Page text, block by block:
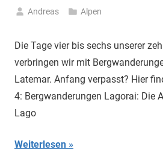
Juni
Andreas Alpen
Die Tage vier bis sechs unserer
verbringen wir mit
Latemar. Anfang verpasst? Hier
4: Bergwanderungen Lagorai: Die
Lago
Weiterlesen